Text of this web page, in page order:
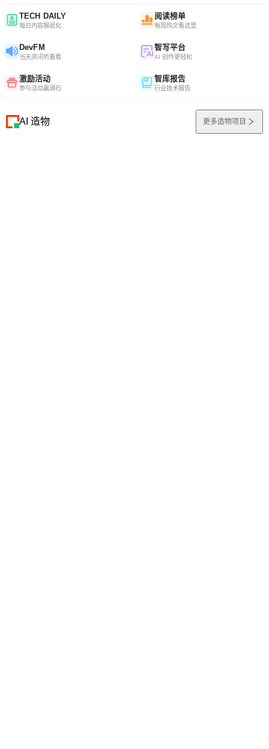
TECH DAILY
每日内容报纸化
阅读榜单
每周热文看这里
DevFM
当天资讯听着看
智写平台
AI 创作更轻松
激励活动
参与活动赢源石
智库报告
行业技术报告
AI 造物 更多造物项目